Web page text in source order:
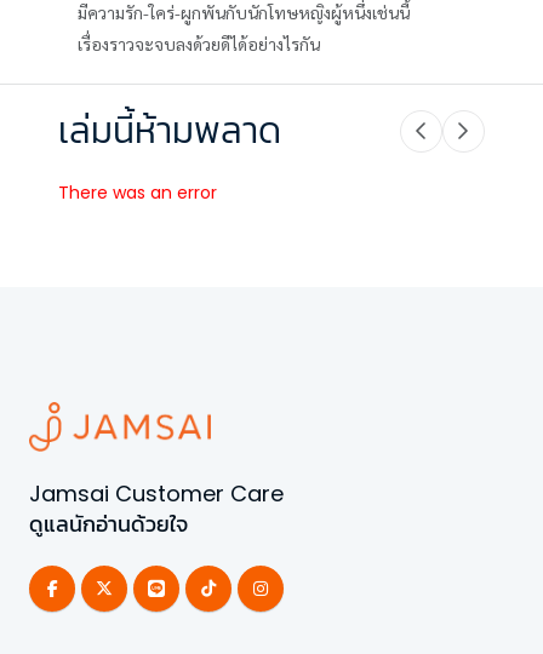
มีความรัก-ใคร่-ผูกพันกับนักโทษหญิงผู้หนึ่งเช่นนี้
เรื่องราวจะจบลงด้วยดีได้อย่างไรกัน
เล่มนี้ห้ามพลาด
There was an error
Jamsai Customer Care
ดูแลนักอ่านด้วยใจ